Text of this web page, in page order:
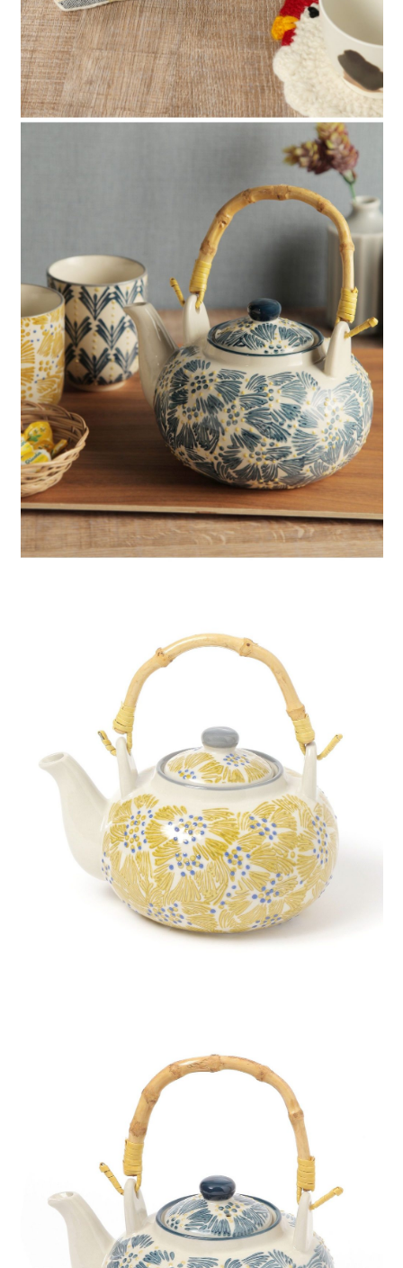
３．未成年的使用者請事先徵得法定代理人或監護人之同意方可使用
「AFTEE先享後付」，若未經同意申辦者引起之損失，本公司不負相關責
任。
４．使用「AFTEE先享後付」時，將依據個別帳號之用戶狀況，依本公司即
時審查核予不同之上限額度；若仍有額度不足之情形，本公司將視審查結果
請求用戶進行身份認證。
５．嚴禁一人註冊多個帳號或使用他人資訊註冊。若發現惡意使用之情形，
恩沛科技股份有限公司將有權停止該用戶之使用額度並採取法律行動。